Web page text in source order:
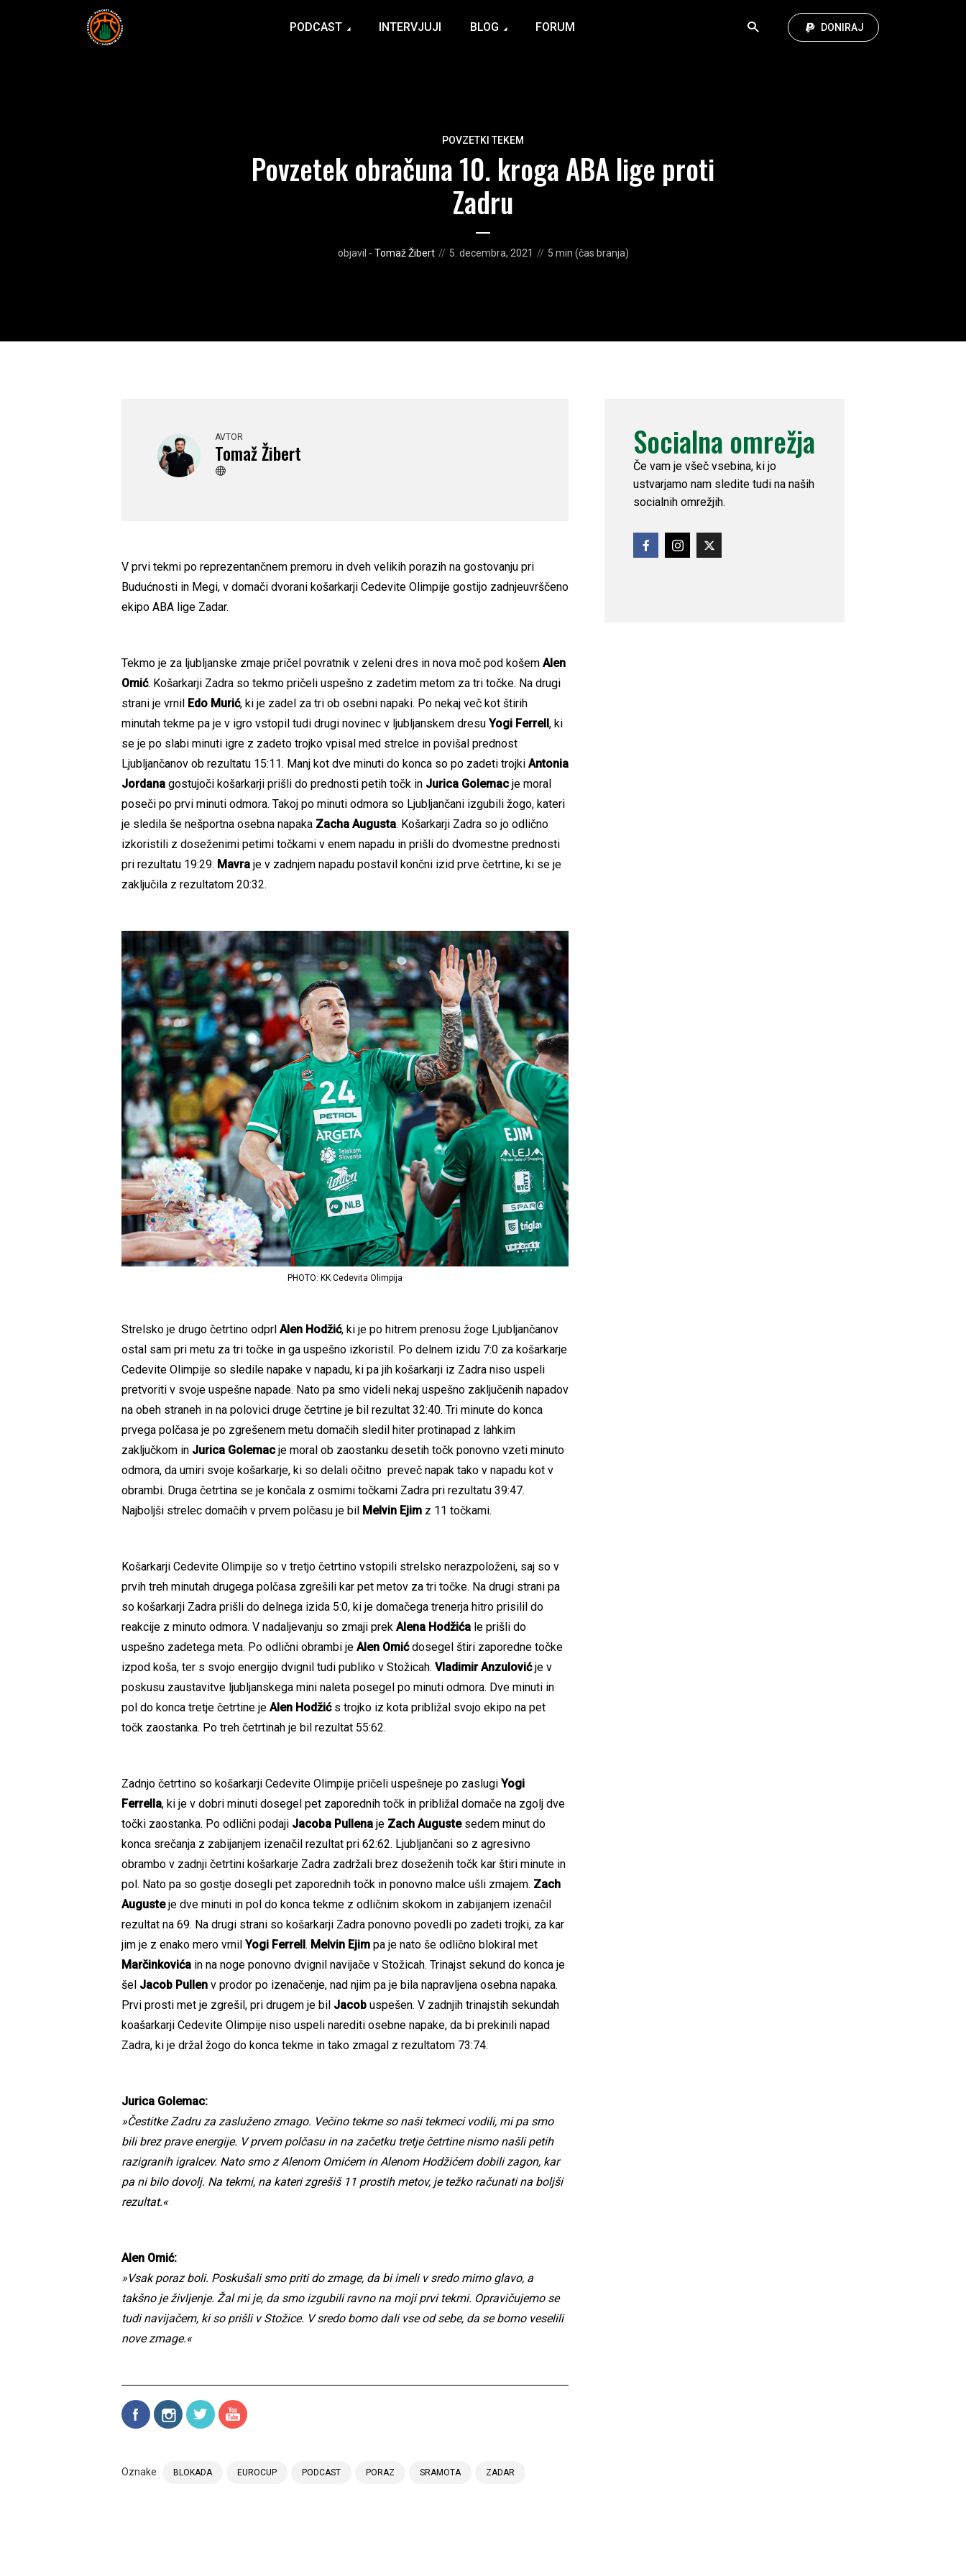
PODCAST INTERVJUJI BLOG FORUM DONIRAJ
POVZETKI TEKEM
Povzetek obračuna 10. kroga ABA lige proti
Zadru
objavil - Tomaž Žibert 5. decembra, 2021 5 min (čas branja)
AVTOR
Tomaž Žibert
V prvi tekmi po reprezentančnem premoru in dveh velikih porazih na gostovanju pri
Budućnosti in Megi, v domači dvorani košarkarji Cedevite Olimpije gostijo zadnjeuvrščeno
ekipo ABA lige Zadar.
Tekmo je za ljubljanske zmaje pričel povratnik v zeleni dres in nova moč pod košem Alen
Omić. Košarkarji Zadra so tekmo pričeli uspešno z zadetim metom za tri točke. Na drugi
strani je vrnil Edo Murić, ki je zadel za tri ob osebni napaki. Po nekaj več kot štirih
minutah tekme pa je v igro vstopil tudi drugi novinec v ljubljanskem dresu Yogi Ferrell, ki
se je po slabi minuti igre z zadeto trojko vpisal med strelce in povišal prednost
Ljubljančanov ob rezultatu 15:11. Manj kot dve minuti do konca so po zadeti trojki Antonia
Jordana gostujoči košarkarji prišli do prednosti petih točk in Jurica Golemac je moral
poseči po prvi minuti odmora. Takoj po minuti odmora so Ljubljančani izgubili žogo, kateri
je sledila še nešportna osebna napaka Zacha Augusta. Košarkarji Zadra so jo odlično
izkoristili z doseženimi petimi točkami v enem napadu in prišli do dvomestne prednosti
pri rezultatu 19:29. Mavra je v zadnjem napadu postavil končni izid prve četrtine, ki se je
zaključila z rezultatom 20:32.
PHOTO: KK Cedevita Olimpija
Strelsko je drugo četrtino odprl Alen Hodžić, ki je po hitrem prenosu žoge Ljubljančanov
ostal sam pri metu za tri točke in ga uspešno izkoristil. Po delnem izidu 7:0 za košarkarje
Cedevite Olimpije so sledile napake v napadu, ki pa jih košarkarji iz Zadra niso uspeli
pretvoriti v svoje uspešne napade. Nato pa smo videli nekaj uspešno zaključenih napadov
na obeh straneh in na polovici druge četrtine je bil rezultat 32:40. Tri minute do konca
prvega polčasa je po zgrešenem metu domačih sledil hiter protinapad z lahkim
zaključkom in Jurica Golemac je moral ob zaostanku desetih točk ponovno vzeti minuto
odmora, da umiri svoje košarkarje, ki so delali očitno preveč napak tako v napadu kot v
obrambi. Druga četrtina se je končala z osmimi točkami Zadra pri rezultatu 39:47.
Najboljši strelec domačih v prvem polčasu je bil Melvin Ejim z 11 točkami.
Košarkarji Cedevite Olimpije so v tretjo četrtino vstopili strelsko nerazpoloženi, saj so v
prvih treh minutah drugega polčasa zgrešili kar pet metov za tri točke. Na drugi strani pa
so košarkarji Zadra prišli do delnega izida 5:0, ki je domačega trenerja hitro prisilil do
reakcije z minuto odmora. V nadaljevanju so zmaji prek Alena Hodžića le prišli do
uspešno zadetega meta. Po odlični obrambi je Alen Omićdosegel štiri zaporedne točke
izpod koša, ter s svojo energijo dvignil tudi publiko v Stožicah. Vladimir Anzulovićje v
poskusu zaustavitve ljubljanskega mini naleta posegel po minuti odmora. Dve minuti in
pol do konca tretje četrtine je Alen Hodžićs trojko iz kota približal svojo ekipo na pet
točk zaostanka. Po treh četrtinah je bil rezultat 55:62.
Zadnjo četrtino so košarkarji Cedevite Olimpije pričeli uspešneje po zaslugi Yogi
Ferrella, ki je v dobri minuti dosegel pet zaporednih točk in približal domače na zgolj dve
točki zaostanka. Po odlični podaji Jacoba Pullena je Zach Augustesedem minut do
konca srečanja z zabijanjem izenačil rezultat pri 62:62. Ljubljančani so z agresivno
obrambo v zadnji četrtini košarkarje Zadra zadržali brez doseženih točk kar štiri minute in
pol. Nato pa so gostje dosegli pet zaporednih točk in ponovno malce ušli zmajem. Zach
Augusteje dve minuti in pol do konca tekme z odličnim skokom in zabijanjem izenačil
rezultat na 69. Na drugi strani so košarkarji Zadra ponovno povedli po zadeti trojki, za kar
jim je z enako mero vrnil Yogi Ferrell. Melvin Ejim pa je nato še odlično blokiral met
Marčinkovića in na noge ponovno dvignil navijače v Stožicah. Trinajst sekund do konca je
šel Jacob Pullen v prodor po izenačenje, nad njim pa je bila napravljena osebna napaka.
Prvi prosti met je zgrešil, pri drugem je bil Jacob uspešen. V zadnjih trinajstih sekundah
koašarkarji Cedevite Olimpije niso uspeli narediti osebne napake, da bi prekinili napad
Zadra, ki je držal žogo do konca tekme in tako zmagal z rezultatom 73:74.
Jurica Golemac:
»Čestitke Zadru za zasluženo zmago. Večino tekme so naši tekmeci vodili, mi pa smo
bili brez prave energije. V prvem polčasu in na začetku tretje četrtine nismo našli petih
razigranih igralcev. Nato smo z Alenom Omićem in Alenom Hodžićem dobili zagon, kar
pa ni bilo dovolj. Na tekmi, na kateri zgrešiš 11 prostih metov, je težko računati na boljši
rezultat.«
Alen Omić:
»Vsak poraz boli. Poskušali smo priti do zmage, da bi imeli v sredo mirno glavo, a
takšno je življenje. Žal mi je, da smo izgubili ravno na moji prvi tekmi. Opravičujemo se
tudi navijačem, ki so prišli v Stožice. V sredo bomo dali vse od sebe, da se bomo veselili
nove zmage.«
Oznake BLOKADA EUROCUP PODCAST PORAZ SRAMOTA ZADAR
Socialna omrežja
Če vam je všeč vsebina, ki jo
ustvarjamo nam sledite tudi na naših
socialnih omrežjih.